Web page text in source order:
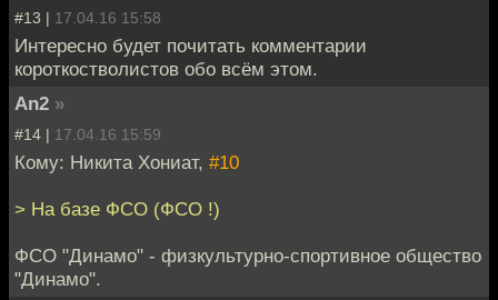
#13 | 17.04.16 15:58
Интересно будет почитать комментарии
короткостволистов обо всём этом.
An2 »
#14 | 17.04.16 15:59
Кому: Никита Хониат, #10
> На базе ФСО (ФСО !)
ФСО "Динамо" - физкультурно-спортивное общество
"Динамо".